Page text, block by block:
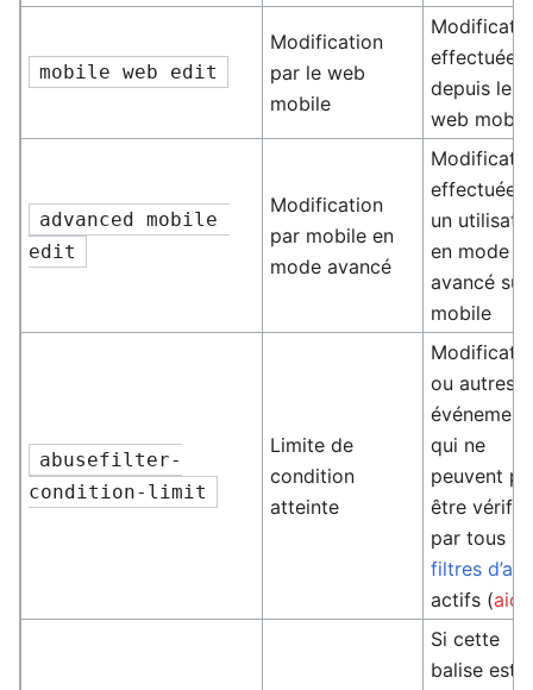
mobile web edit
Modification
par le web
mobile
effectuée
depuis le
web
advanced mobile
edit
Modification
par mobile en
mode avancé
effectuée
un
en mode
avancé sur
mobile
abusefilter-
condition-limit
Limite de
condition
atteinte
ou autres
qui ne
peuvent
être
par tous
filtres
actifs (aide
Si cette
balise est